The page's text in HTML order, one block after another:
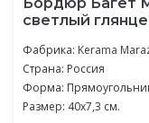
светлый
Фабрика: Kerama
Страна: Россия
Форма:
Размер: 40x7,3 см.